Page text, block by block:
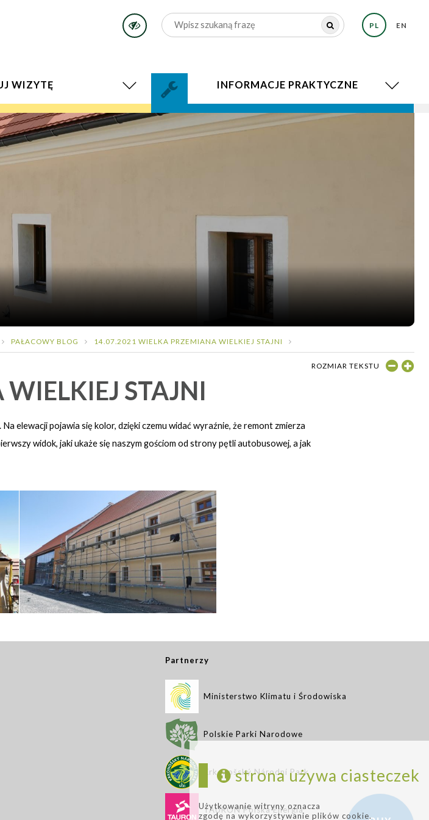
PL EN
WIZYTĘ INFORMACJE PRAKTYCZNE
PAŁACOWY BLOG 14.07.2021 WIELKA PRZEMIANA WIELKIEJ STAJNI
ROZMIAR TEKSTU
STAJNI
elewacji pojawia się kolor, dzięki czemu widać wyraźnie, że remont zmierza
widok, jaki ukaże się naszym gościom od strony pętli autobusowej, a jak
Partnerzy
Ministerstwo Klimatu i Środowiska
Polskie Parki Narodowe
Krkonošský Národní Park
TAURON Polska Energia
strona używa ciasteczek
Użytkowanie witryny oznacza
zgodę na wykorzystywanie plików cookie.